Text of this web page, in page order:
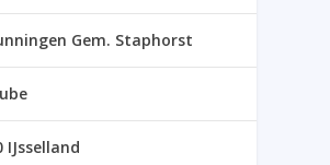
Gem. Staphorst
IJsselland